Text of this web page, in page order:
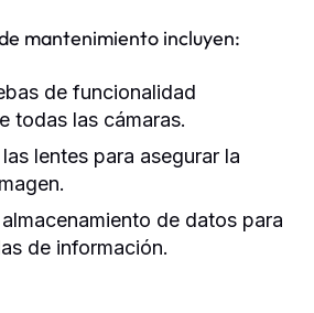
mantenimiento incluyen:
de funcionalidad
todas las cámaras.
lentes para asegurar la
de datos para
de información.